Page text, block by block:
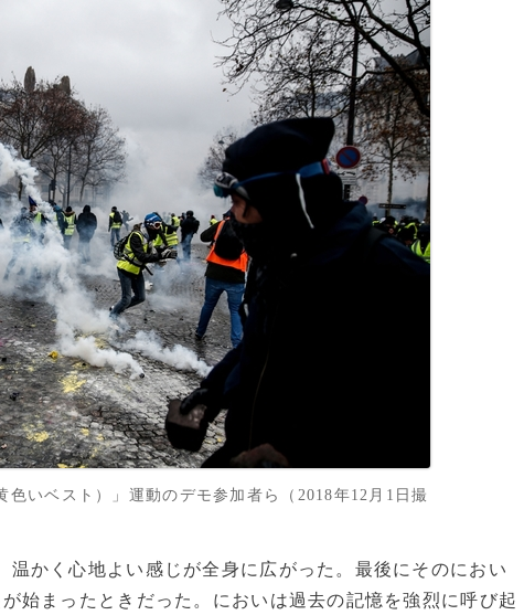
いベスト）」運動のデモ参加者ら（2018年12月1日撮
かく心地よい感じが全身に広がった。最後にそのにおい
始まったときだった。においは過去の記憶を強烈に呼び起